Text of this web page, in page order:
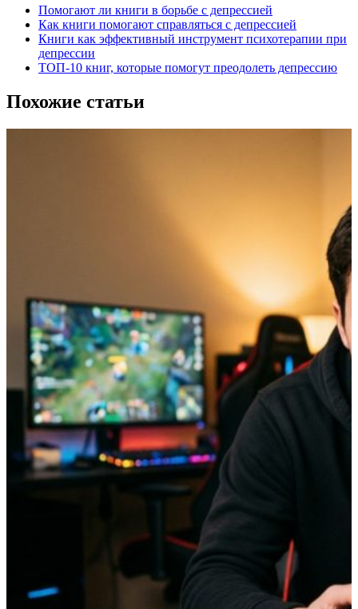
Помогают ли книги в борьбе с депрессией
Как книги помогают справляться с депрессией
Книги как эффективный инструмент психотерапии при
депрессии
ТОП-10 книг, которые помогут преодолеть депрессию
Похожие статьи